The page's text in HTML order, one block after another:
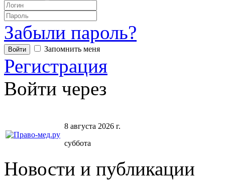
Забыли пароль?
Запомнить меня
Регистрация
Войти через
8 августа 2026 г.
суббота
Новости и публикации